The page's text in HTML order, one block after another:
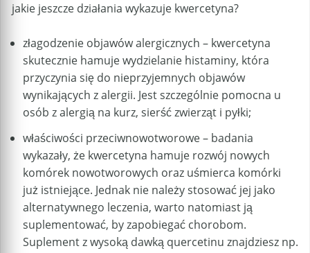
jakie jeszcze działania wykazuje kwercetyna?
złagodzenie objawów alergicznych – kwercetyna
skutecznie hamuje wydzielanie histaminy, która
przyczynia się do nieprzyjemnych objawów
wynikających z alergii. Jest szczególnie pomocna u
osób z alergią na kurz, sierść zwierząt i pyłki;
właściwości przeciwnowotworowe – badania
wykazały, że kwercetyna hamuje rozwój nowych
komórek nowotworowych oraz uśmierca komórki
już istniejące. Jednak nie należy stosować jej jako
alternatywnego leczenia, warto natomiast ją
suplementować, by zapobiegać chorobom.
Suplement z wysoką dawką quercetinu znajdziesz np.